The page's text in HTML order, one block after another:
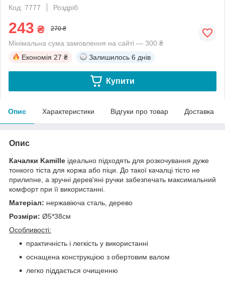
Код: 7777
Роздріб
243 ₴ 270 ₴
Мінімальна сума замовлення на сайті — 300 ₴
Економія 27 ₴ Залишилось 6 днів
Купити
Опис Характеристики Відгуки про товар Доставка
Опис
Качалки Kamille ідеально підходять для розкочування дуже
тонкого тіста для коржа або піци. До такої качалці тісто не
прилипне, а зручні дерев'яні ручки забезпечать максимальний
комфорт при її використанні.
Матеріал: нержавіюча сталь, дерево
Розміри: Ø5*38см
Особливості:
практичність і легкість у використанні
оснащена конструкцією з обертовим валом
легко піддається очищенню